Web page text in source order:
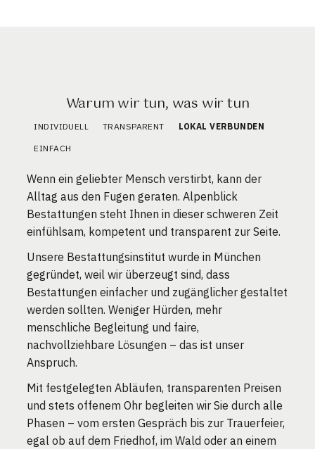
Warum wir tun, was wir tun
INDIVIDUELL TRANSPARENT LOKAL VERBUNDEN
EINFACH
Wenn ein geliebter Mensch verstirbt, kann der
Alltag aus den Fugen geraten. Alpenblick
Bestattungen steht Ihnen in dieser schweren Zeit
einfühlsam, kompetent und transparent zur Seite.
Unsere Bestattungsinstitut wurde in München
gegründet, weil wir überzeugt sind, dass
Bestattungen einfacher und zugänglicher gestaltet
werden sollten. Weniger Hürden, mehr
menschliche Begleitung und faire,
nachvollziehbare Lösungen – das ist unser
Anspruch.
Mit festgelegten Abläufen, transparenten Preisen
und stets offenem Ohr begleiten wir Sie durch alle
Phasen – vom ersten Gespräch bis zur Trauerfeier,
egal ob auf dem Friedhof, im Wald oder an einem